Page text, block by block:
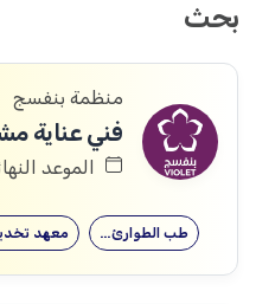
بحث
منظمة بنفسج
فني عناية
الموعد النهائي: 03/
معهد طب الطوارئ…